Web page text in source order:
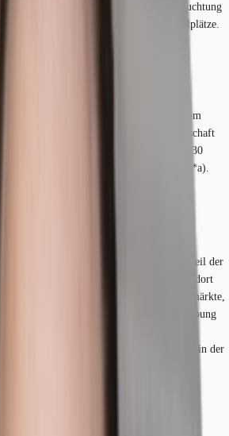
wurden bis 2024 auf LED Beleuchtung
befinden sich überdachte Fahrradstellplätze.
Verbrauchsausweis vom 24.09.2019 vom
wesentlichen Energieträger der Liegenschaft
Endenergieverbrauch Strom beträgt 61.30
Wärme beträgt 66.30 kWh/(m²*a).
befindet sich im südlichen Teil der
Thalkirchen-Obersendling. Am Mikrostandort
– u. a. Restaurants, Supermärkte,
Bebauungsstruktur der direkten Umgebung
mit angrenzender und kombinierter
des täglichen Bedarfs befinden sich in der